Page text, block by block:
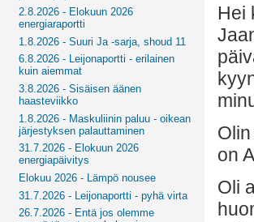
2.8.2026 - Elokuun 2026
energiaraportti
1.8.2026 - Suuri Ja -sarja, shoud 11
6.8.2026 - Leijonaportti - erilainen
kuin aiemmat
3.8.2026 - Sisäisen äänen
haasteviikko
1.8.2026 - Maskuliinin paluu - oikean
järjestyksen palauttaminen
31.7.2026 - Elokuun 2026
energiapäivitys
Elokuu 2026 - Lämpö nousee
31.7.2026 - Leijonaportti - pyhä virta
26.7.2026 - Entä jos olemme
Hei
on
Oli